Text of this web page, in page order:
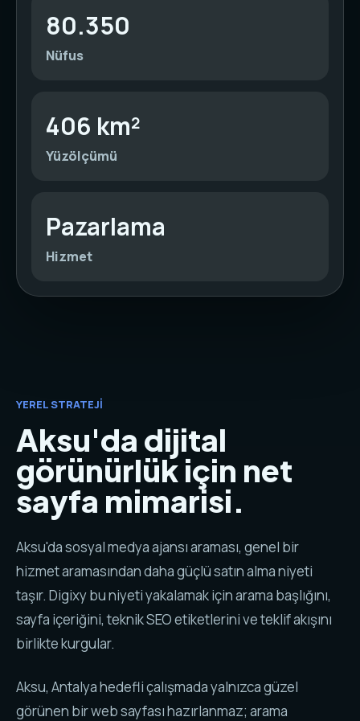
80.350
Nüfus
406 km²
Yüzölçümü
Pazarlama
Hizmet
YEREL STRATEJI
Aksu'da dijital
görünürlük için net
sayfa mimarisi.
Aksu'da sosyal medya ajansı araması, genel bir
hizmet aramasından daha güçlü satın alma niyeti
taşır. Digixy bu niyeti yakalamak için arama başlığını,
sayfa içeriğini, teknik SEO etiketlerini ve teklif akışını
birlikte kurgular.
Aksu, Antalya hedefli çalışmada yalnızca güzel
görünen bir web sayfası hazırlanmaz; arama